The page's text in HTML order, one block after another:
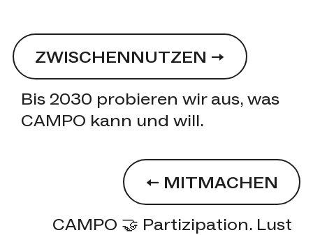
ZWISCHENNUTZEN →
Bis 2030 probieren wir aus, was
CAMPO kann und will.
MITMACHEN
→
CAMPO 🤝 Partizipation. Lust